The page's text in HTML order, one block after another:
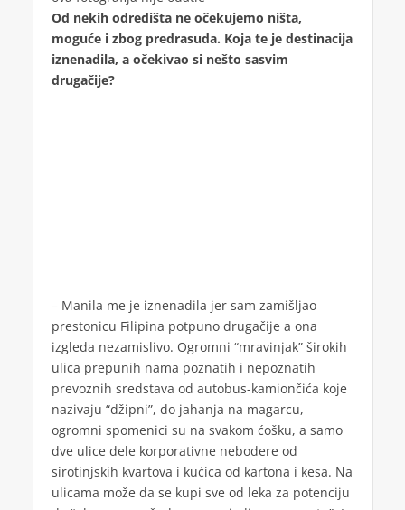
Od nekih odredišta ne očekujemo ništa,
moguće i zbog predrasuda. Koja te je destinacija
iznenadila, a očekivao si nešto sasvim
drugačije?
– Manila me je iznenadila jer sam zamišljao
prestonicu Filipina potpuno drugačije a ona
izgleda nezamislivo. Ogromni “mravinjak” širokih
ulica prepunih nama poznatih i nepoznatih
prevoznih sredstava od autobus-kamiončića koje
nazivaju “džipni”, do jahanja na magarcu,
ogromni spomenici su na svakom ćošku, a samo
dve ulice dele korporativne nebodere od
sirotinjskih kvartova i kućica od kartona i kesa. Na
ulicama može da se kupi sve od leka za potenciju